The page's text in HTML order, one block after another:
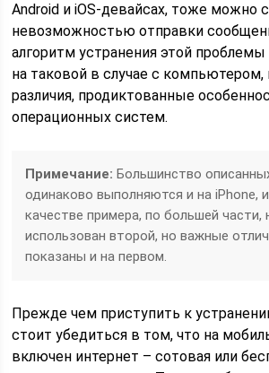
Android и iOS-девайсах, тоже можно
невозможностью отправки
алгоритм устранения этой
на таковой в случае с
различия, продиктованные
операционных систем.
Примечание: Большинство
одинаково выполняются и на iPhone,
качестве примера, по большей части,
использован второй, но важные
показаны и на первом.
Прежде чем приступить к
стоит убедиться в том, что на
включен интернет – сотовая или